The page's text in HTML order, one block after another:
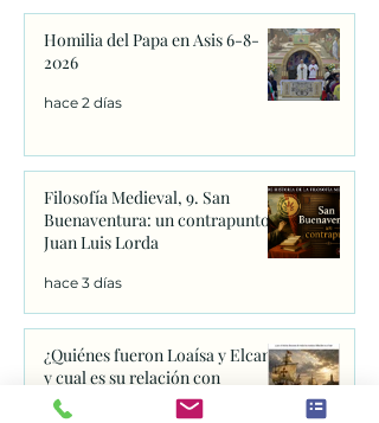
Homilia del Papa en Asis 6-8-
2026
hace 2 días
Filosofía Medieval, 9. San
Buenaventura: un contrapunto.
Juan Luis Lorda
hace 3 días
¿Quiénes fueron Loaísa y Elcano
y cual es su relación con
Franciscanos Coruña?